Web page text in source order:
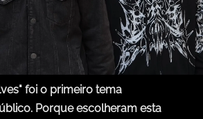
foi o primeiro tema
Porque escolheram esta